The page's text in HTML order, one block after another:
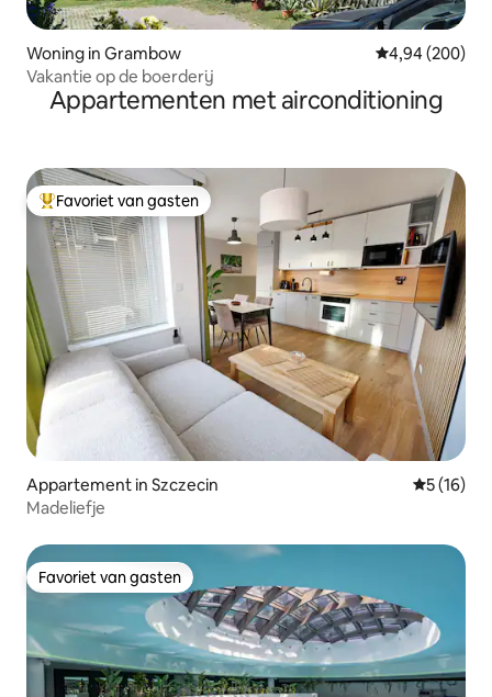
Woning in Grambow Gemiddelde
4,94 (200)
Vakantie op de boerderij
Appartementen met airconditioning
Topfavoriet van gasten
Favoriet van gasten
Appartement in Szczecin
5 (16)
Madeliefje
Favoriet van gasten
Favoriet van gasten